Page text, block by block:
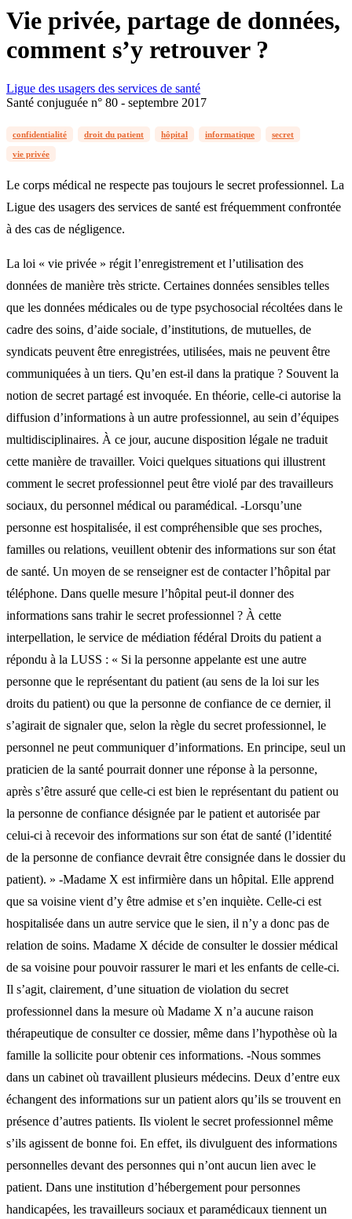
Vie privée, partage de données,
comment s’y retrouver ?
Ligue des usagers des services de santé
Santé conjuguée n° 80 - septembre 2017
confidentialité droit du patient hôpital informatique secret
vie privée
Le corps médical ne respecte pas toujours le secret professionnel. La
Ligue des usagers des services de santé est fréquemment confrontée
à des cas de négligence.
La loi « vie privée » régit l’enregistrement et l’utilisation des
données de manière très stricte. Certaines données sensibles telles
que les données médicales ou de type psychosocial récoltées dans le
cadre des soins, d’aide sociale, d’institutions, de mutuelles, de
syndicats peuvent être enregistrées, utilisées, mais ne peuvent être
communiquées à un tiers. Qu’en est-il dans la pratique ? Souvent la
notion de secret partagé est invoquée. En théorie, celle-ci autorise la
diffusion d’informations à un autre professionnel, au sein d’équipes
multidisciplinaires. À ce jour, aucune disposition légale ne traduit
cette manière de travailler. Voici quelques situations qui illustrent
comment le secret professionnel peut être violé par des travailleurs
sociaux, du personnel médical ou paramédical. -Lorsqu’une
personne est hospitalisée, il est compréhensible que ses proches,
familles ou relations, veuillent obtenir des informations sur son état
de santé. Un moyen de se renseigner est de contacter l’hôpital par
téléphone. Dans quelle mesure l’hôpital peut-il donner des
informations sans trahir le secret professionnel ? À cette
interpellation, le service de médiation fédéral Droits du patient a
répondu à la LUSS : « Si la personne appelante est une autre
personne que le représentant du patient (au sens de la loi sur les
droits du patient) ou que la personne de confiance de ce dernier, il
s’agirait de signaler que, selon la règle du secret professionnel, le
personnel ne peut communiquer d’informations. En principe, seul un
praticien de la santé pourrait donner une réponse à la personne,
après s’être assuré que celle-ci est bien le représentant du patient ou
la personne de confiance désignée par le patient et autorisée par
celui-ci à recevoir des informations sur son état de santé (l’identité
de la personne de confiance devrait être consignée dans le dossier du
patient). » -Madame X est infirmière dans un hôpital. Elle apprend
que sa voisine vient d’y être admise et s’en inquiète. Celle-ci est
hospitalisée dans un autre service que le sien, il n’y a donc pas de
relation de soins. Madame X décide de consulter le dossier médical
de sa voisine pour pouvoir rassurer le mari et les enfants de celle-ci.
Il s’agit, clairement, d’une situation de violation du secret
professionnel dans la mesure où Madame X n’a aucune raison
thérapeutique de consulter ce dossier, même dans l’hypothèse où la
famille la sollicite pour obtenir ces informations. -Nous sommes
dans un cabinet où travaillent plusieurs médecins. Deux d’entre eux
échangent des informations sur un patient alors qu’ils se trouvent en
présence d’autres patients. Ils violent le secret professionnel même
s’ils agissent de bonne foi. En effet, ils divulguent des informations
personnelles devant des personnes qui n’ont aucun lien avec le
patient. Dans une institution d’hébergement pour personnes
handicapées, les travailleurs sociaux et paramédicaux tiennent un